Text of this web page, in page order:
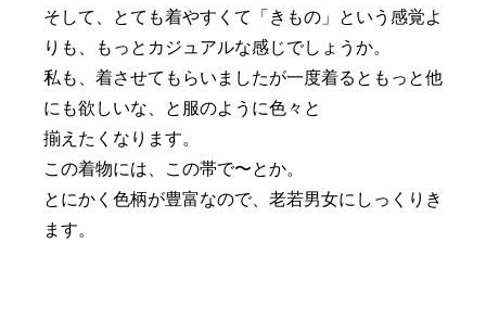
そして、とても着やすくて「きもの」という感覚よ
りも、もっとカジュアルな感じでしょうか。
私も、着させてもらいましたが一度着るともっと他
にも欲しいな、と服のように色々と
揃えたくなります。
この着物には、この帯で〜とか。
とにかく色柄が豊富なので、老若男女にしっくりき
ます。